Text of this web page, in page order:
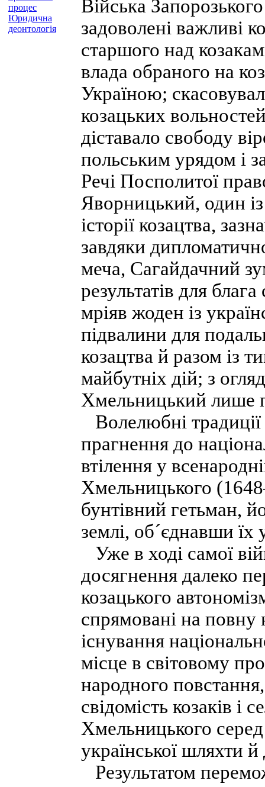
процес
Юридична
деонтологія
Війська
задоволені важливі
старшого над
влада обраного на
Україною;
козацьких
діставало свободу
польським урядом і
Речі Посполитої
Яворницький, один
історії козацтва,
завдяки
меча, Сагайдачний
результатів для
мріяв жоден із
підвалини для
козацтва й разом із
майбутніх дій; з
Хмельницький лише
Волелюбні традиції
прагнення до
втілення у
Хмельницького
бунтівний гетьман,
землі, об´єднавши їх
Уже в ході самої
досягнення далеко
козацького
спрямовані на повну
існування
місце в світовому
народного
свідомість козаків і
Хмельницького
української шляхти
Результатом